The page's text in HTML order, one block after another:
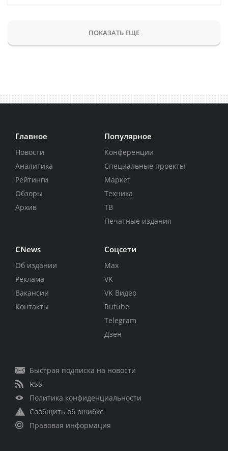
ПОКАЗАТЬ ЕЩЕ
Главное
Новости
Аналитика
Рейтинги
Обзоры
Архив
Популярное
Конференции
Специальные проекты
Маркет
Техника
ТВ
Печатные издания
CNews
Об издании
Реклама
Вакансии
Контакты
Соцсети
Max
VK
VK Видео
Rutube
Telegram
Дзен
Быстрая подписка на новости
RSS
Политика конфиденциальности
Сообщить об ошибке
Правовая информация